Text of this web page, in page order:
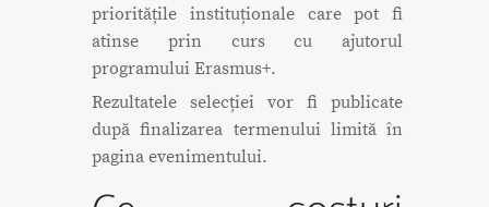
prioritățile instituționale care pot fi
atinse prin curs cu ajutorul
programului Erasmus+.
Rezultatele selecției vor fi publicate
după finalizarea termenului limită în
pagina evenimentului.